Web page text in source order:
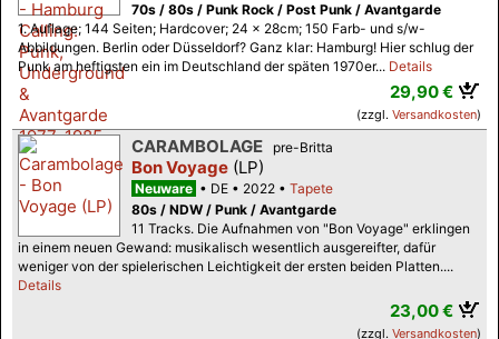
70s / 80s / Punk Rock / Post Punk / Avantgarde
1. Auflage; 144 Seiten; Hardcover; 24 x 28cm; 150 Farb- und s/w-
Abbildungen. Berlin oder Düsseldorf? Ganz klar: Hamburg! Hier schlug der
Punk am heftigsten ein im Deutschland der späten 1970er... Details
29,90 €
(zzgl. Versandkosten)
CARAMBOLAGE pre-Britta
Bon Voyage (LP)
Neuware DE 2022
Tapete
80s / NDW / Punk / Avantgarde
11 Tracks. Die Aufnahmen von "Bon Voyage" erklingen
in einem neuen Gewand: musikalisch wesentlich ausgereifter, dafür
weniger von der spielerischen Leichtigkeit der ersten beiden Platten....
Details
23,00 €
(zzgl. Versandkosten)